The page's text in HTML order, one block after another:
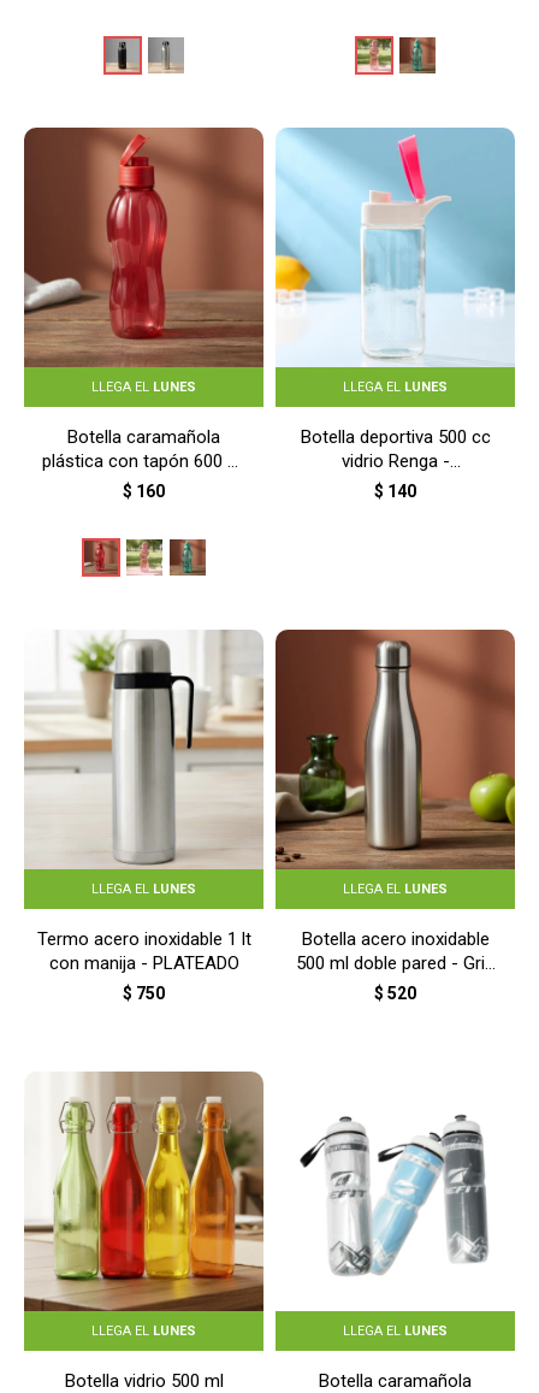
LLEGA EL LUNES
Botella caramañola
plástica con tapón 600 ml
- ROJO
$ 160
LLEGA EL LUNES
Botella deportiva 500 cc
vidrio Renga -
TRANSPARENTE
$ 140
LLEGA EL LUNES
Termo acero inoxidable 1 lt
con manija - PLATEADO
$ 750
LLEGA EL LUNES
Botella acero inoxidable
500 ml doble pared - Gris
metalizado
$ 520
LLEGA EL LUNES
Botella vidrio 500 ml
LLEGA EL LUNES
Botella caramañola